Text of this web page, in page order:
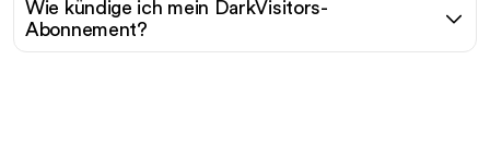
Wie kündige ich mein DarkVisitors-
Abonnement?